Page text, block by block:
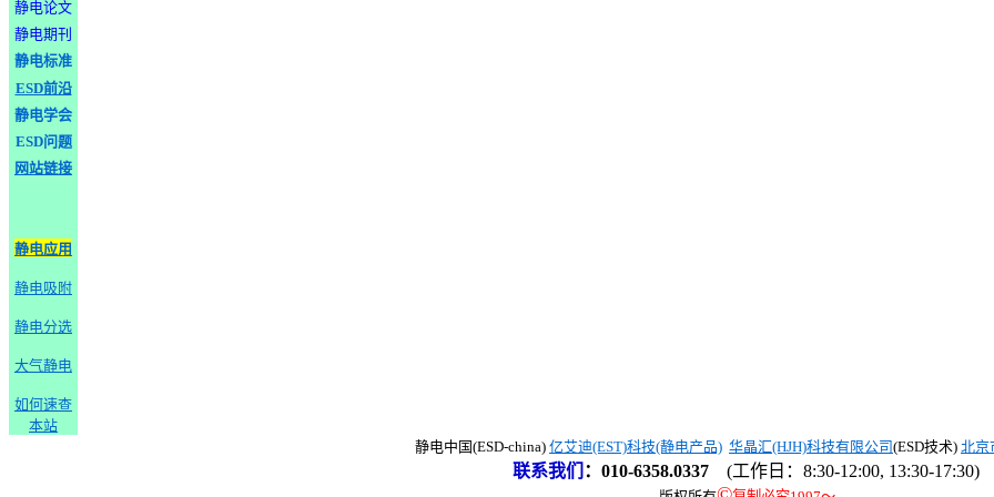
静电论文
静电期刊
静电标准
ESD前沿
静电学会
ESD问题
网站链接
静电应用
静电吸附
静电分选
大气静电
如何速查
本站
静电中国(ESD-china) 亿艾迪(EST)科技(静电产品) 华晶汇(HJH)科技有限公司(ESD技术) 北京
联系我们 ： 010-6358.0337 (工作日：8:30-12:00, 13:30-17:30)